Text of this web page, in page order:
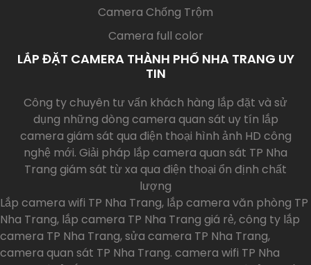
Camera Chống Trộm
Camera full color
LẮP ĐẶT CAMERA THÀNH PHỐ NHA TRANG UY
TIN
Công ty chuyên tư vấn khách hàng lắp đặt và sử
dụng những dòng camera quan sát uy tín lắp
camera giám sát qua điện thoại hình ảnh HD công
nghệ mới. Giải pháp lắp camera quan sát TP Nha
Trang giám sát từ xa qua điện thoại ổn định chất
lượng
Lắp camera wifi TP Nha Trang, lắp camera văn phòng TP
Nha Trang, lắp camera TP Nha Trang giá rẻ, công ty lắp
camera TP Nha Trang, sửa camera TP Nha Trang,
camera quan sát TP Nha Trang. camera wifi TP Nha